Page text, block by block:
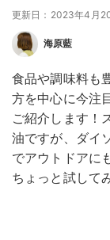
更新日：2023年4月
海原藍
食品や調味料も
方を中心に今注
ご紹介します！
油ですが、ダイ
でアウトドアに
ちょっと試して